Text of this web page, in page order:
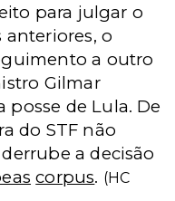
para julgar o
anteriores, o
a outro
Gilmar
posse de Lula. De
do STF não
a decisão
corpus. (HC